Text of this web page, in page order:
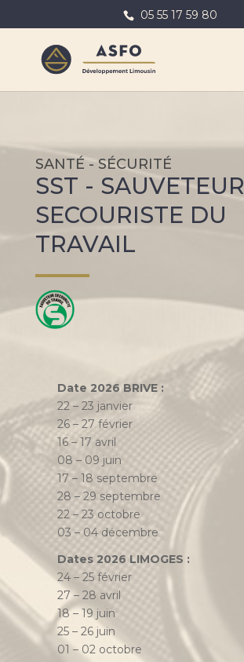
05 55 17 59 80
SANTÉ - SÉCURITÉ
SST - SAUVETEUR
SECOURISTE DU
TRAVAIL
Date 2026 BRIVE :
22 – 23 janvier
26 – 27 février
16 – 17 avril
08 – 09 juin
17 – 18 septembre
28 – 29 septembre
22 – 23 octobre
03 – 04 décembre
Dates 2026 LIMOGES :
24 – 25 février
27 – 28 avril
18 – 19 juin
25 – 26 juin
01 – 02 octobre